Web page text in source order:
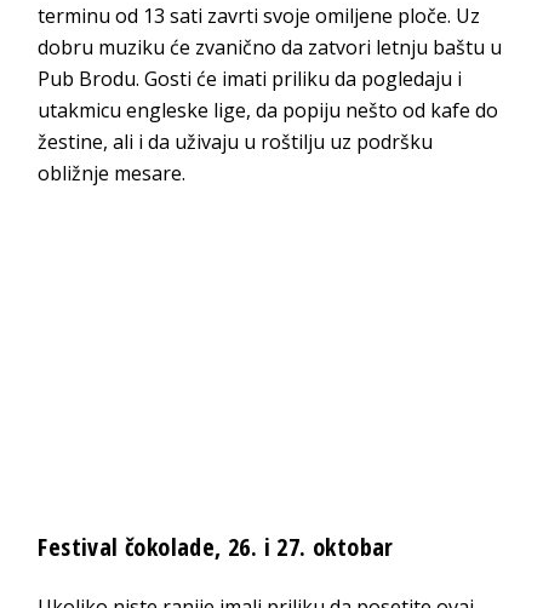
terminu od 13 sati zavrti svoje omiljene ploče. Uz
dobru muziku će zvanično da zatvori letnju baštu u
Pub Brodu. Gosti će imati priliku da pogledaju i
utakmicu engleske lige, da popiju nešto od kafe do
žestine, ali i da uživaju u roštilju uz podršku
obližnje mesare.
Festival čokolade, 26. i 27. oktobar